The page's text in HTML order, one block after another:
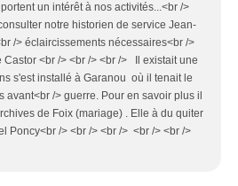
un intérêt à nos activités...<br />
notre historien de service Jean-
/> éclaircissements nécessaires<br />
Castor <br /> <br /> <br /> Il existait une
s'est installé à Garanou où il tenait le
/> guerre. Pour en savoir plus il
de Foix (mariage) . Elle à du quiter
Poncy<br /> <br /> <br /> <br /> <br />